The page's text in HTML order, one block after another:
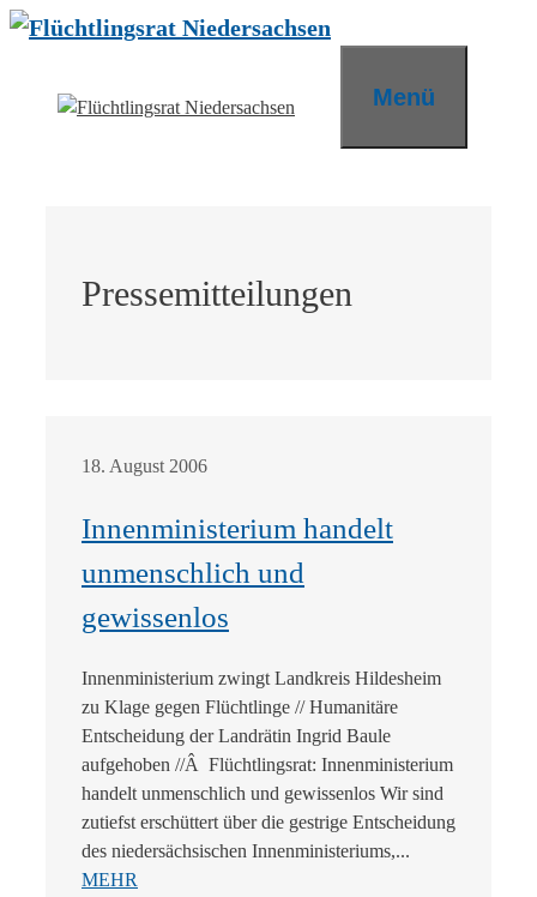
Zum
Menü
Pressemitteilungen
18. August 2006
Innenministerium handelt
unmenschlich und
gewissenlos
Innenministerium zwingt Landkreis Hildesheim
zu Klage gegen Flüchtlinge // Humanitäre
Entscheidung der Landrätin Ingrid Baule
aufgehoben //Â Flüchtlingsrat: Innenministerium
handelt unmenschlich und gewissenlos Wir sind
zutiefst erschüttert über die gestrige Entscheidung
des niedersächsischen Innenministeriums,...
MEHR